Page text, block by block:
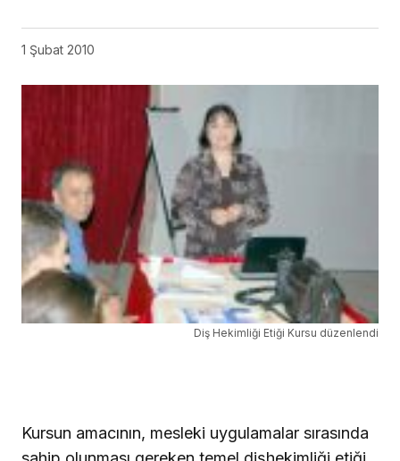
1 Şubat 2010
Diş Hekimliği Etiği Kursu düzenlendi
Kursun amacının, mesleki uygulamalar sırasında